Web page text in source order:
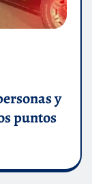
y
puntos